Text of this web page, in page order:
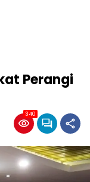
Perangi
340